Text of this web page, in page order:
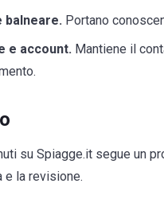
balneare. Portano
e account. Mantiene il
su Spiagge.it segue un
e la revisione.